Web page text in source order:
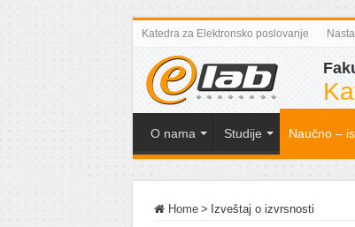
Katedra za Elektronsko poslovanje
O nama Studije Naučno –
Home > Izveštaj o izvrsnosti